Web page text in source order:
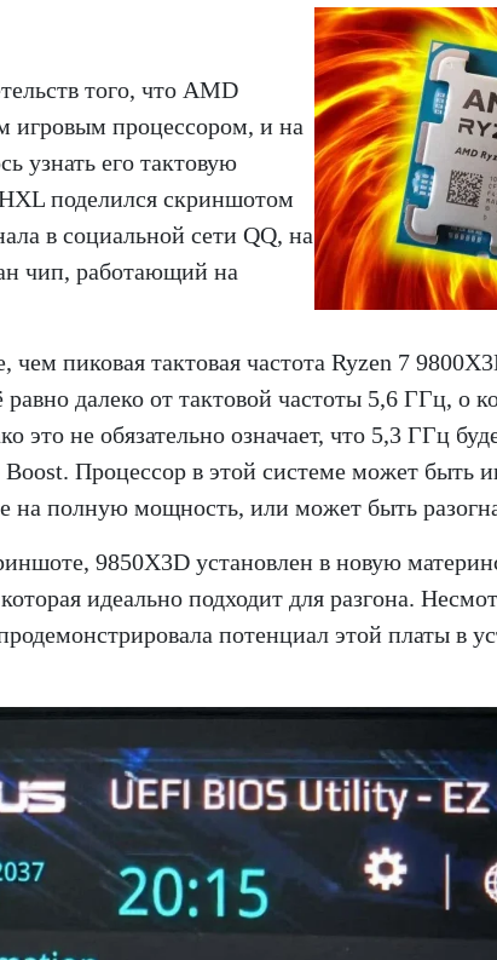
того, что AMD
игровым процессором, и на
узнать его тактовую
поделился скриншотом
в социальной сети QQ, на
чип, работающий на
пиковая тактовая частота Ryzen 7
далеко от тактовой частоты 5,6 ГГц, о
не обязательно означает, что 5,3 ГГц
Boost. Процессор в этой системе может быть
на полную мощность, или может быть
9850X3D установлен в новую
идеально подходит для разгона.
потенциал этой платы в